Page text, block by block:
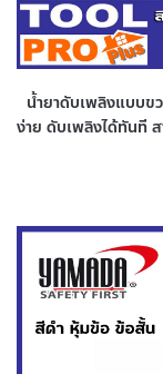
น้ำยาดับเพลิงแบบข
ง่าย ดับเพลิงได้ทันที